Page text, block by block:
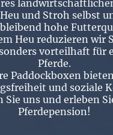
und Stroh selbst
hohe
Heu reduzieren wir
vorteilhaft für
Pferde.
Paddockboxen
und soziale
Sie uns und erleben
Pferdepension!